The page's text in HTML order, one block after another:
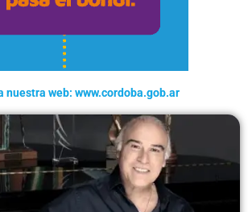
nuestra web: www.cordoba.gob.ar